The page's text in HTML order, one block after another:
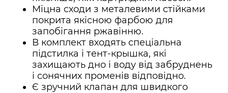
Міцна сходи з металевими стійками
покрита якісною фарбою для
запобігання ржавінню.
В комплект входять спеціальна
підстилка і тент-крышка, які
захищають дно і воду від забруднень
і сонячних променів відповідно.
Є зручний клапан для швидкого